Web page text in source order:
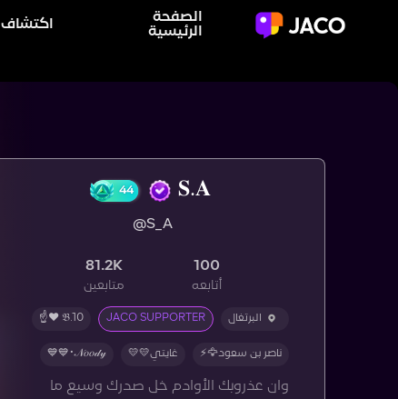
الصفحة
الرئيسية
اكتشاف
𝐒.𝐀
@S_A
100
أتابعه
81.2K
متابعين
البرتغال JACO SUPPORTER
𝔅.10 ❤️☝️
ناصر بن سعود🦅⚡ غايتي💛💛 𝒩𝑜𝑜𝒹𝓎•💙💙
وان عذروبك الأوادم خل صدرك وسيع ما